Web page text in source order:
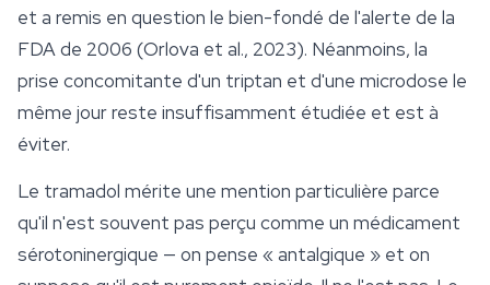
et a remis en question le bien-fondé de l'alerte de la
FDA de 2006 (Orlova et al., 2023). Néanmoins, la
prise concomitante d'un triptan et d'une microdose le
même jour reste insuffisamment étudiée et est à
éviter.
Le tramadol mérite une mention particulière parce
qu'il n'est souvent pas perçu comme un médicament
sérotoninergique — on pense « antalgique » et on